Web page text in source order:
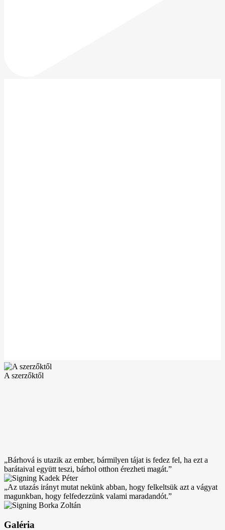
A szerzőktől
„Bárhová is utazik az ember, bármilyen tájat is fedez fel, ha ezt a
barátaival együtt teszi, bárhol otthon érezheti magát.”
„Az utazás irányt mutat nekünk abban, hogy felkeltsük azt a vágyat
magunkban, hogy felfedezzünk valami maradandót.”
Galéria